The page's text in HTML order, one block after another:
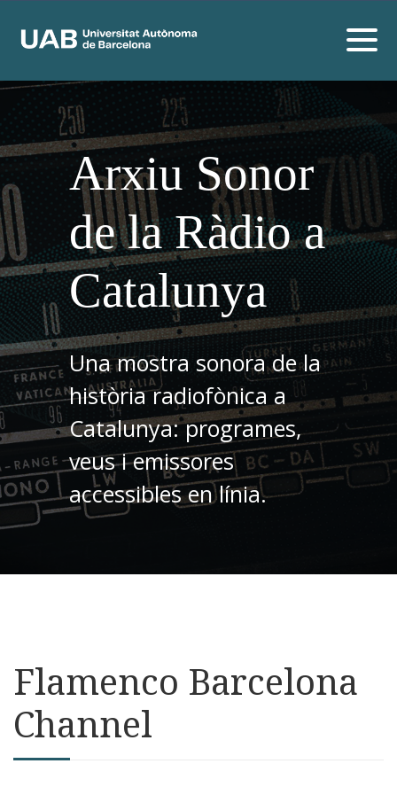
Arxiu Sonor
de la Ràdio a
Catalunya
Una mostra sonora de la
història radiofònica a
Catalunya: programes,
veus i emissores
accessibles en línia.
Flamenco Barcelona
Channel